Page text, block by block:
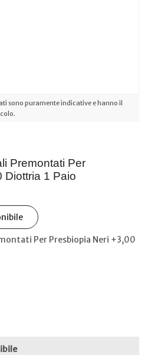
sono puramente indicative e hanno il
Premontati Per
Diottria 1 Paio
Per Presbiopia Neri +3,00